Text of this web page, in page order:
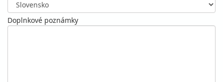
Doplnkové poznámky